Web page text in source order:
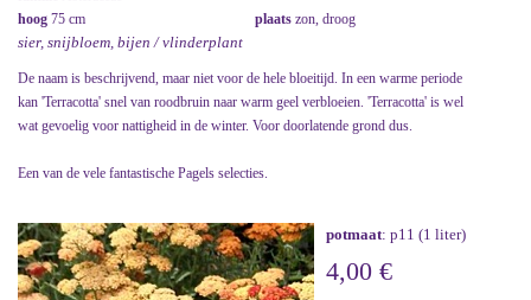
hoog 75 cm plaats zon, droog
sier, snijbloem, bijen / vlinderplant
De naam is beschrijvend, maar niet voor de hele bloeitijd. In een warme periode
kan 'Terracotta' snel van roodbruin naar warm geel verbloeien. 'Terracotta' is wel
wat gevoelig voor nattigheid in de winter. Voor doorlatende grond dus.
Een van de vele fantastische Pagels selecties.
potmaat: p11 (1 liter)
4,00 €